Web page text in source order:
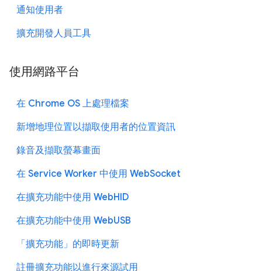
通知使用者
擴充開發人員工具
使用網路平台
在 Chrome OS 上處理檔案
新增地理位置以擷取使用者的位置資訊
錄音及擷取螢幕畫面
在 Service Worker 中使用 WebSocket
在擴充功能中使用 WebHID
在擴充功能中使用 WebUSB
「擴充功能」的即時更新
註冊擴充功能以進行來源試用